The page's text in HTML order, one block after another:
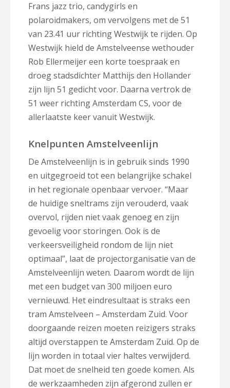
Frans jazz trio, candygirls en
polaroidmakers, om vervolgens met de 51
van 23.41 uur richting Westwijk te rijden. Op
Westwijk hield de Amstelveense wethouder
Rob Ellermeijer een korte toespraak en
droeg stadsdichter Matthijs den Hollander
zijn lijn 51 gedicht voor. Daarna vertrok de
51 weer richting Amsterdam CS, voor de
allerlaatste keer vanuit Westwijk.
Knelpunten Amstelveenlijn
De Amstelveenlijn is in gebruik sinds 1990
en uitgegroeid tot een belangrijke schakel
in het regionale openbaar vervoer. “Maar
de huidige sneltrams zijn verouderd, vaak
overvol, rijden niet vaak genoeg en zijn
gevoelig voor storingen. Ook is de
verkeersveiligheid rondom de lijn niet
optimaal”, laat de projectorganisatie van de
Amstelveenlijn weten. Daarom wordt de lijn
met een budget van 300 miljoen euro
vernieuwd. Het eindresultaat is straks een
tram Amstelveen – Amsterdam Zuid. Voor
doorgaande reizen moeten reizigers straks
altijd overstappen te Amsterdam Zuid. Op de
lijn worden in totaal vier haltes verwijderd.
Dat moet de snelheid ten goede komen. Als
de werkzaamheden zijn afgerond zullen er